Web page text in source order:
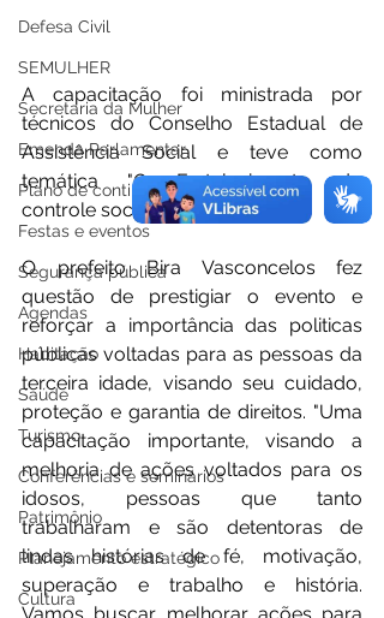
Defesa Civil
SEMULHER
Secretaria da Mulher
Emenda Parlamentar
Plano de contingência
Festas e eventos
Segurança pública
Agendas
Habitação
Saúde
Turismo
Conferências e seminários
Patrimônio
Planejamento estratégico
Cultura
A capacitação foi ministrada por
técnicos do Conselho Estadual de
Assistência Social e teve como
temática "O Fortalecimento do
controle social nos municípios".
O prefeito Bira Vasconcelos fez
questão de prestigiar o evento e
reforçar a importância das politicas
públicas voltadas para as pessoas da
terceira idade, visando seu cuidado,
proteção e garantia de direitos. "Uma
capacitação importante, visando a
melhoria de ações voltados para os
idosos, pessoas que tanto
trabalharam e são detentoras de
lindas histórias de fé, motivação,
superação e trabalho e história.